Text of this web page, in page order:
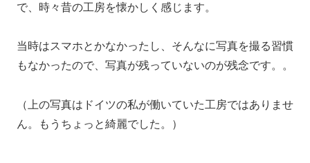
で、時々昔の工房を懐かしく感じます。
当時はスマホとかなかったし、そんなに写真を撮る習慣
もなかったので、写真が残っていないのが残念です。。
（上の写真はドイツの私が働いていた工房ではありませ
ん。もうちょっと綺麗でした。）